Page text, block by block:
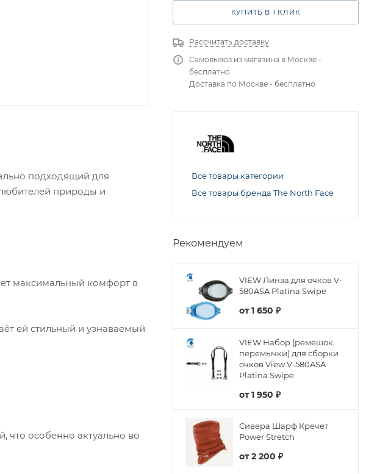
подходящий для
природы и
максимальный комфорт в
ей стильный и узнаваемый
что особенно актуально во
КУПИТЬ В 1 КЛИК
Рассчитать доставку
Самовывоз из магазина в Москве -
бесплатно
Доставка по Москве - бесплатно
Все товары категории
Все товары бренда The North Face
Рекомендуем
VIEW Линза для очков V-
580ASA Platina Swipe
от1 650 ₽
VIEW Набор (ремешок,
перемычки) для сборки
очков View V-580ASA
Platina Swipe
от1 950 ₽
Сивера Шарф Кречет
Power Stretch
от2 200 ₽